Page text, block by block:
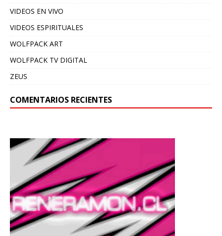
VIDEOS EN VIVO
VIDEOS ESPIRITUALES
WOLFPACK ART
WOLFPACK TV DIGITAL
ZEUS
COMENTARIOS RECIENTES